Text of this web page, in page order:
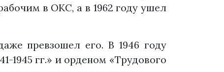
в ОКС, а в 1962 году ушел
превзошел его. В 1946 году
1945 гг.» и орденом «Трудового